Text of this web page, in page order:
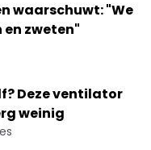
waarschuwt: "We
zweten"
Deze ventilator
weinig